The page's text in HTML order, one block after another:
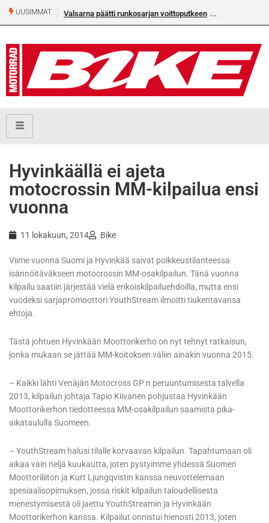
UUSIMMAT Valsarna päätti runkosarjan voittoputkeen
Hyvinkäällä ei ajeta
motocrossin MM-kilpailua ensi
vuonna
11 lokakuun, 2014 Bike
Viime vuonna Suomi ja Hyvinkää saivat poikkeustilanteessa
isännöitäväkseen motocrossin MM-osakilpailun. Tänä vuonna
kilpailu saatiin järjestää vielä erikoiskilpailuehdoilla, mutta ensi
vuodeksi sarjapromoottori YouthStream ilmoitti tiukentavansa
ehtoja.
Tästä johtuen Hyvinkään Moottorikerho on nyt tehnyt ratkaisun,
jonka mukaan se jättää MM-koitoksen väliin ainakin vuonna 2015.
– Kaikki lähti Venäjän Motocross GP:n peruuntumisesta talvella
2013, kilpailun johtaja Tapio Kiivanen pohjustaa Hyvinkään
Moottorikerhon tiedotteessa MM-osakilpailun saamista pika-
aikataululla Suomeen.
– YouthStream halusi tilalle korvaavan kilpailun. Tapahtumaan oli
aikaa vain neljä kuukautta, joten pystyimme yhdessä Suomen
Moottoriliiton ja Kurt Ljungqvistin kanssa neuvottelemaan
spesiaalisopimuksen, jossa riskit kilpailun taloudellisesta
menestymisestä oli jaettu YouthStreamin ja Hyvinkään
Moottorikerhon kanssa. Kilpailut onnistui hienosti 2013, joten